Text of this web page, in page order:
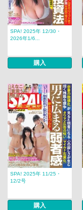
SPA! 2025年 12/30・
2026年1/6...
購入
SPA! 2025年 11/25・
12/2号
購入